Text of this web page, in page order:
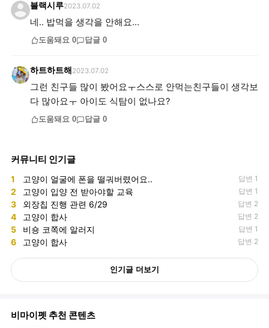
블랙시루2023.07.02
네.. 밥먹을 생각을 안해요...
도움돼요 0 답글 0
하트하트해 2023.07.02
그런 친구들 많이 봤어요ㅜ스스로 안먹는친구들이 생각보
다 많아요ㅜ 아이도 식탐이 없나요?
도움돼요 0 답글 0
커뮤니티 인기글
1 고양이 얼굴에 폰을 떨궈버렸어요.. 답변 1
2 고양이 입양 전 받아야할 교육 답변 1
3 외장칩 진행 관련 6/29 답변 2
4 고양이 합사 답변 2
5 비숑 코쪽에 알러지 답변 1
6 고양이 합사 답변 2
인기글 더보기
비마이펫 추천 콘텐츠